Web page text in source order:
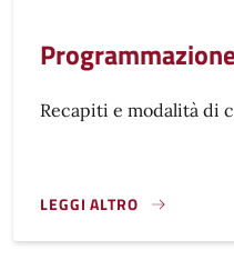
Recapiti e modalità di
LEGGI ALTRO
}